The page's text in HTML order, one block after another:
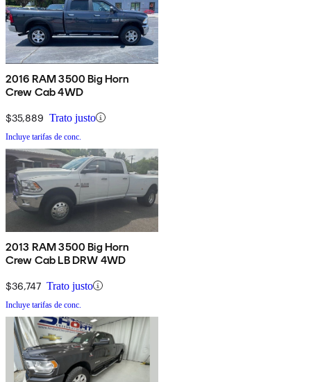
2016 RAM 3500 Big Horn
Crew Cab 4WD
$35,889 Trato justo
Incluye tarifas de conc.
2013 RAM 3500 Big Horn
Crew Cab LB DRW 4WD
$36,747 Trato justo
Incluye tarifas de conc.